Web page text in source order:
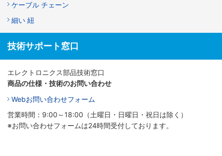
ケーブル チェーン
細い 紐
技術サポート窓口
エレクトロニクス部品技術窓口
商品の仕様・技術のお問い合わせ
Webお問い合わせフォーム
営業時間：9:00～18:00（土曜日・日曜日・祝日は除く）
※お問い合わせフォームは24時間受付しております。